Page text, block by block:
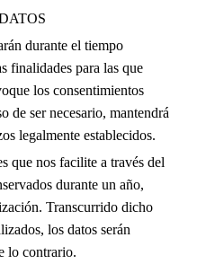
durante el tiempo
finalidades para las que
los consentimientos
de ser necesario, mantendrá
legalmente establecidos.
que nos facilite a través del
durante un año,
Transcurrido dicho
los datos serán
lo contrario.